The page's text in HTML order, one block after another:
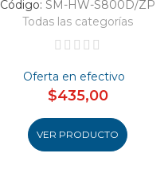
Código: SM-HW-S800D/ZP
Todas las categorías
Oferta en efectivo
$435,00
VER PRODUCTO